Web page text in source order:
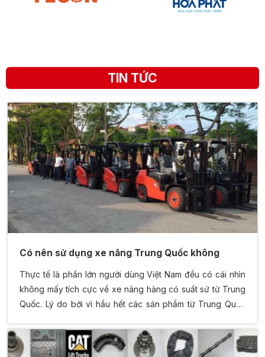
TIN TỨC
Có nên sử dụng xe nâng Trung Quốc không
Thực tế là phần lớn người dùng Việt Nam đều có cái nhìn
không mấy tích cực về xe nâng hàng có suất sứ từ Trung
Quốc. Lý do bởi vì hầu hết các sản phẩm từ Trung Quốc
kém chất lượng…. Nhưng hiện nay ở thị trường Việt Nam
có rất nhiều thương hiệu xe nâng có xuất xứ Trung Quốc